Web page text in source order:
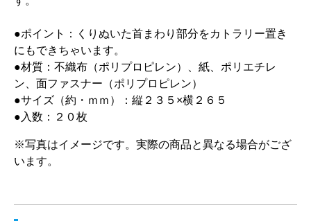
●ポイント：くりぬいた首まわり部分をカトラリー置き
にもできちゃいます。
●材質：不織布（ポリプロピレン）、紙、ポリエチレ
ン、面ファスナー（ポリプロピレン）
●サイズ（約・ｍｍ）：縦２３５×横２６５
●入数：２０枚
※写真はイメージです。実際の商品と異なる場合がござ
います。